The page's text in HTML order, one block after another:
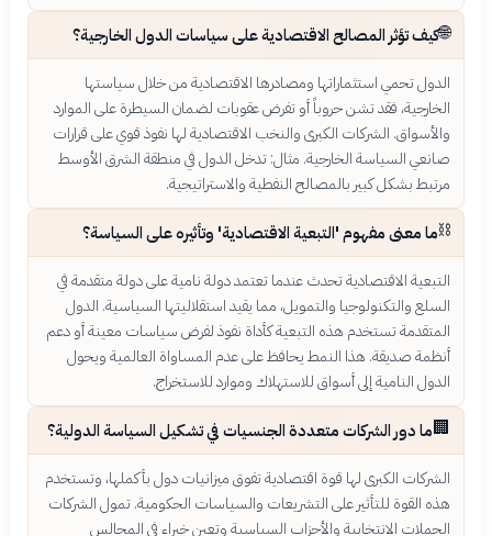
🌐كيف تؤثر المصالح الاقتصادية على سياسات الدول الخارجية؟
الدول تحمي استثماراتها ومصادرها الاقتصادية من خلال سياستها
الخارجية، فقد تشن حروباً أو تفرض عقوبات لضمان السيطرة على الموارد
والأسواق. الشركات الكبرى والنخب الاقتصادية لها نفوذ قوي على قرارات
صانعي السياسة الخارجية. مثال: تدخل الدول في منطقة الشرق الأوسط
مرتبط بشكل كبير بالمصالح النفطية والاستراتيجية.
⛓️ما معنى مفهوم 'التبعية الاقتصادية' وتأثيره على السياسة؟
التبعية الاقتصادية تحدث عندما تعتمد دولة نامية على دولة متقدمة في
السلع والتكنولوجيا والتمويل، مما يقيد استقلاليتها السياسية. الدول
المتقدمة تستخدم هذه التبعية كأداة نفوذ لفرض سياسات معينة أو دعم
أنظمة صديقة. هذا النمط يحافظ على عدم المساواة العالمية ويحول
الدول النامية إلى أسواق للاستهلاك وموارد للاستخراج.
🏢ما دور الشركات متعددة الجنسيات في تشكيل السياسة الدولية؟
الشركات الكبرى لها قوة اقتصادية تفوق ميزانيات دول بأكملها، وتستخدم
هذه القوة للتأثير على التشريعات والسياسات الحكومية. تمول الشركات
الحملات الانتخابية والأحزاب السياسية وتعين خبراء في المجالس